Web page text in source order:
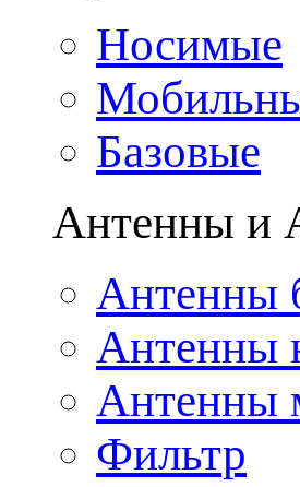
Носимые
Базовые
Антенны и
Антенны
Антенны
Антенны
Фильтр